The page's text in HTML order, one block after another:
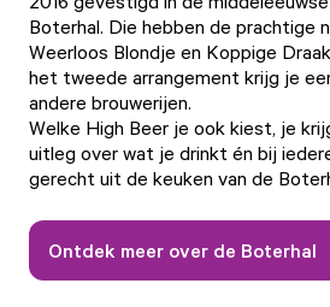
Boterhal. Die hebben de prachtige
Weerloos Blondje en Koppige
het tweede arrangement krijg je
andere brouwerijen.
Welke High Beer je ook kiest, je
uitleg over wat je drinkt én bij
gerecht uit de keuken van de
Ontdek meer over de Boterhal